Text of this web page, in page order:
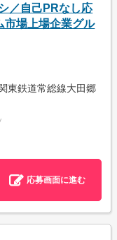
／自己PRなし応
場上場企業グル
東鉄道常総線大田郷
応募画面に進む